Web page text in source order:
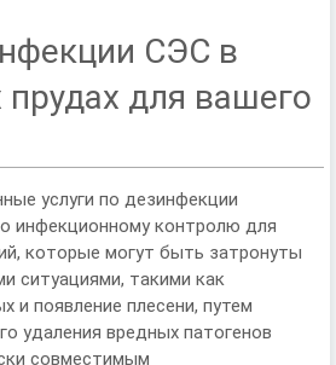
СЭС в
для вашего
услуги по дезинфекции
инфекционному контролю для
которые могут быть затронуты
ситуациями, такими как
и появление плесени, путем
удаления вредных патогенов
совместимым